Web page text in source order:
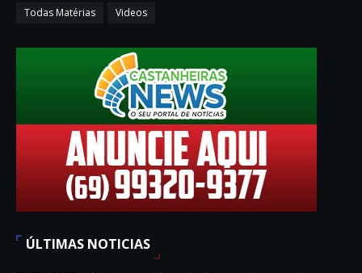
Todas Matérias
Videos
ÚLTIMAS NOTICIAS